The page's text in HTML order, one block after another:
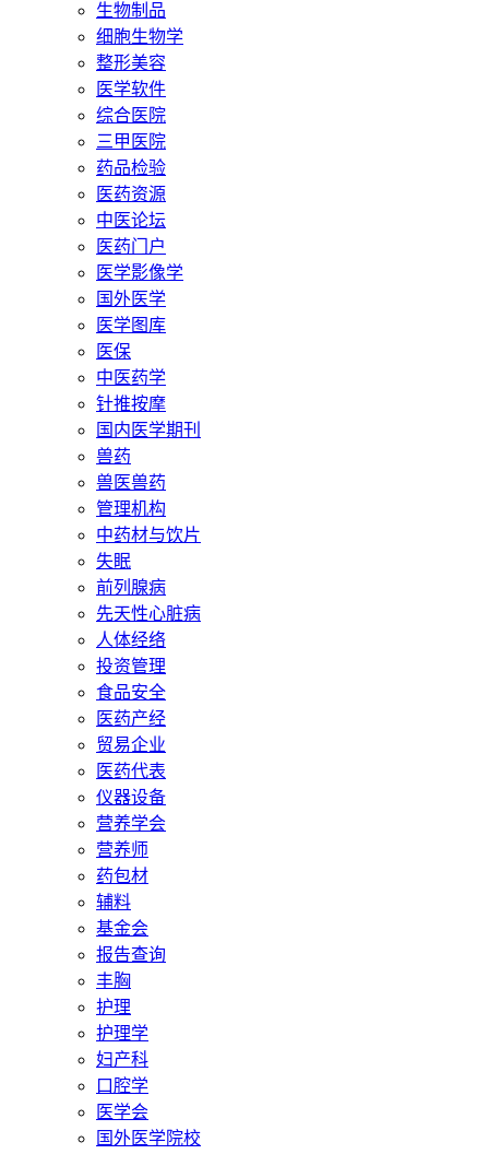
生物制品
细胞生物学
整形美容
医学软件
综合医院
三甲医院
药品检验
医药资源
中医论坛
医药门户
医学影像学
国外医学
医学图库
医保
中医药学
针推按摩
国内医学期刊
兽药
兽医兽药
管理机构
中药材与饮片
失眠
前列腺病
先天性心脏病
人体经络
投资管理
食品安全
医药产经
贸易企业
医药代表
仪器设备
营养学会
营养师
药包材
辅料
基金会
报告查询
丰胸
护理
护理学
妇产科
口腔学
医学会
国外医学院校